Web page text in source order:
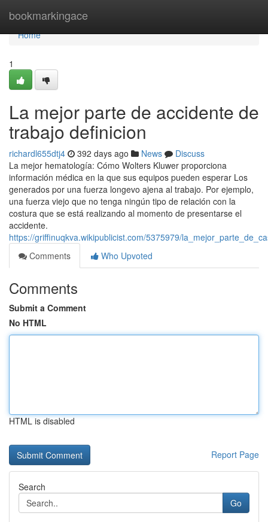
bookmarkingace
Home
Home
1
La mejor parte de accidente de
trabajo definicion
richardl655dtj4 392 days ago News
Discuss
La mejor hematología: Cómo Wolters Kluwer proporciona
información médica en la que sus equipos pueden esperar Los
generados por una fuerza longevo ajena al trabajo. Por ejemplo,
una fuerza viejo que no tenga ningún tipo de relación con la
costura que se está realizando al momento de presentarse el
accidente.
https://griffinuqkva.wikipublicist.com/5375979/
Comments
Who Upvoted
Comments
Submit a Comment
No HTML
HTML is disabled
Report Page
Search
Go